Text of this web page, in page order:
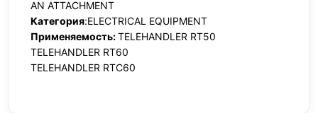
AN ATTACHMENT
Категория:ELECTRICAL EQUIPMENT
Применяемость:TELEHANDLER RT50
TELEHANDLER RT60
TELEHANDLER RTC60